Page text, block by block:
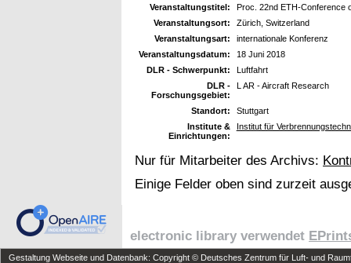
Veranstaltungstitel:
Proc. 22nd ETH-Conference
Veranstaltungsort:
Zürich, Switzerland
Veranstaltungsart:
internationale Konferenz
Veranstaltungsdatum:
18 Juni 2018
DLR - Schwerpunkt:
Luftfahrt
DLR -
Forschungsgebiet:
L AR - Aircraft Research
Standort:
Stuttgart
Institute &
Einrichtungen:
Institut für
Nur für Mitarbeiter des Archivs:
Einige Felder oben sind zurzeit
electronic library verwendet
Gestaltung Webseite und Datenbank: Copyright © Deutsches Zentrum für Luft- und